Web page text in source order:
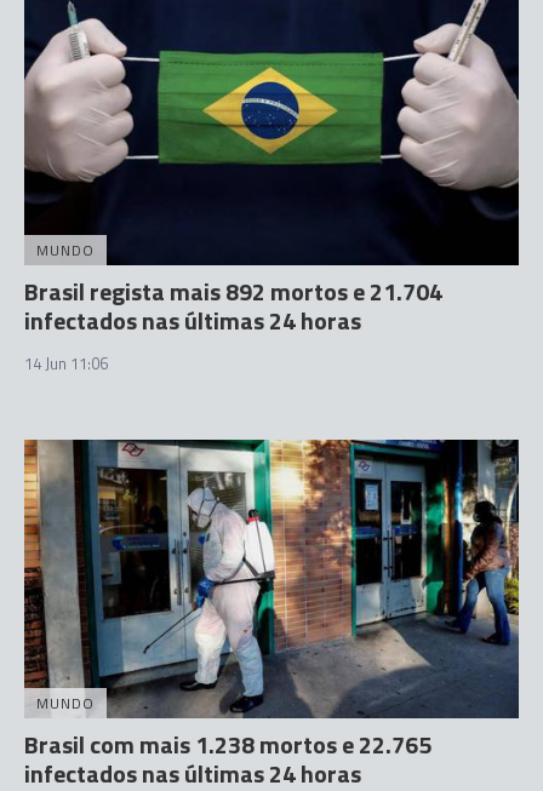
MUNDO
Brasil regista mais 892 mortos e 21.704
infectados nas últimas 24 horas
14 Jun 11:06
MUNDO
Brasil com mais 1.238 mortos e 22.765
infectados nas últimas 24 horas